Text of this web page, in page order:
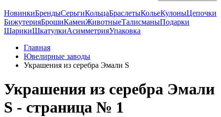
НовинкиБрендыСерьгиКольцаБраслетыКольеКулоныЦепочки
БижутерияБрошиКамеиЖивотныеТалисманыПодарки
ШарикиШкатулкиАсимметрияУпаковка
Главная
Ювелирные заводы
Украшения из серебра Эмали S
Украшения из серебра Эмали
S - страница № 1